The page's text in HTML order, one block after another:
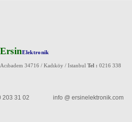
ErsinElektronik
34716 / Kadıköy / Istanbul Tel : 0216 338
203 31 02 info @ ersinelektronik.com